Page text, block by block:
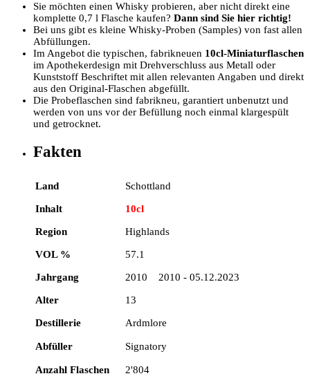
Sie möchten einen Whisky probieren, aber nicht direkt eine
komplette 0,7 l Flasche kaufen? Dann sind Sie hier richtig!
Bei uns gibt es kleine Whisky-Proben (Samples) von fast allen
Abfüllungen.
Im Angebot die typischen, fabrikneuen 10cl-Miniaturflaschen
im Apothekerdesign mit Drehverschluss aus Metall oder
Kunststoff Beschriftet mit allen relevanten Angaben und direkt
aus den Original-Flaschen abgefüllt.
Die Probeflaschen sind fabrikneu, garantiert unbenutzt und
werden von uns vor der Befüllung noch einmal klargespült
und getrocknet.
Fakten
Land Schottland
Inhalt 10cl
Region Highlands
VOL % 57.1
Jahrgang 2010 2010 - 05.12.2023
Alter 13
Destillerie Ardmlore
Abfüller Signatory
Anzahl Flaschen 2'804